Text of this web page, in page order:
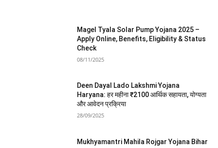
Magel Tyala Solar Pump Yojana 2025 –
Apply Online, Benefits, Eligibility & Status
Check
08/11/2025
Deen Dayal Lado Lakshmi Yojana
Haryana: हर महीना ₹2100 आर्थिक सहायता, योग्यता
और आवेदन प्रक्रिया
28/09/2025
Mukhyamantri Mahila Rojgar Yojana Bihar